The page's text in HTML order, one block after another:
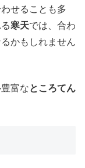
せることも多
寒天では、合わ
かもしれません
富なところてん